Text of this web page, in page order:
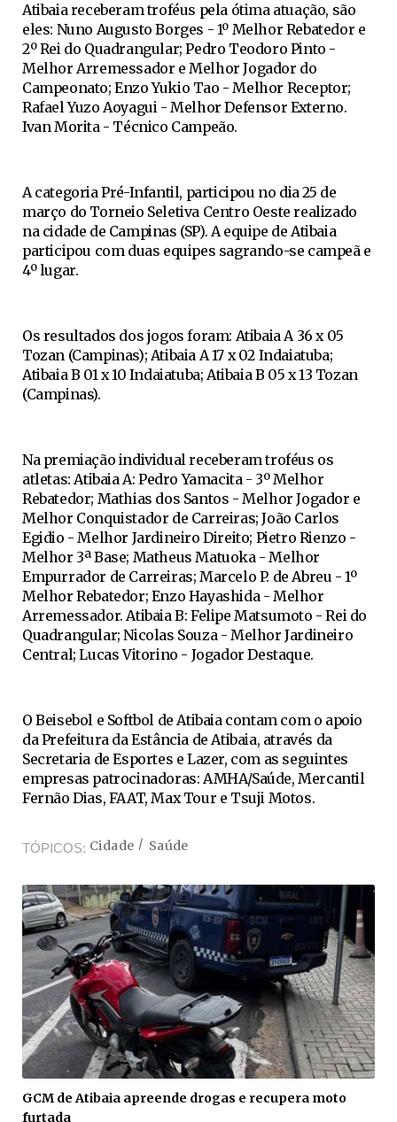
Atibaia receberam troféus pela ótima atuação, são
eles: Nuno Augusto Borges - 1º Melhor Rebatedor e
2º Rei do Quadrangular; Pedro Teodoro Pinto -
Melhor Arremessador e Melhor Jogador do
Campeonato; Enzo Yukio Tao - Melhor Receptor;
Rafael Yuzo Aoyagui - Melhor Defensor Externo.
Ivan Morita - Técnico Campeão.
A categoria Pré-Infantil, participou no dia 25 de
março do Torneio Seletiva Centro Oeste realizado
na cidade de Campinas (SP). A equipe de Atibaia
participou com duas equipes sagrando-se campeã e
4º lugar.
Os resultados dos jogos foram: Atibaia A 36 x 05
Tozan (Campinas); Atibaia A 17 x 02 Indaiatuba;
Atibaia B 01 x 10 Indaiatuba; Atibaia B 05 x 13 Tozan
(Campinas).
Na premiação individual receberam troféus os
atletas: Atibaia A: Pedro Yamacita - 3º Melhor
Rebatedor; Mathias dos Santos - Melhor Jogador e
Melhor Conquistador de Carreiras; João Carlos
Egidio - Melhor Jardineiro Direito; Pietro Rienzo -
Melhor 3ª Base; Matheus Matuoka - Melhor
Empurrador de Carreiras; Marcelo P. de Abreu - 1º
Melhor Rebatedor; Enzo Hayashida - Melhor
Arremessador. Atibaia B: Felipe Matsumoto - Rei do
Quadrangular; Nicolas Souza - Melhor Jardineiro
Central; Lucas Vitorino - Jogador Destaque.
O Beisebol e Softbol de Atibaia contam com o apoio
da Prefeitura da Estância de Atibaia, através da
Secretaria de Esportes e Lazer, com as seguintes
empresas patrocinadoras: AMHA/Saúde, Mercantil
Fernão Dias, FAAT, Max Tour e Tsuji Motos.
TÓPICOS Cidade Saúde
GCM de Atibaia apreende drogas e recupera moto
furtada